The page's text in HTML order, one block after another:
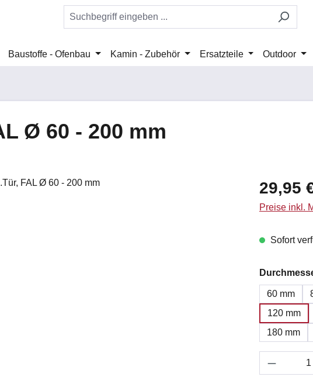
Baustoffe - Ofenbau Kamin - Zubehör Ersatzteile Outdoor
Ø 60 - 200 mm
Regulärer
29,95
Preise inkl.
Sofort
60 mm
120 mm
180 mm